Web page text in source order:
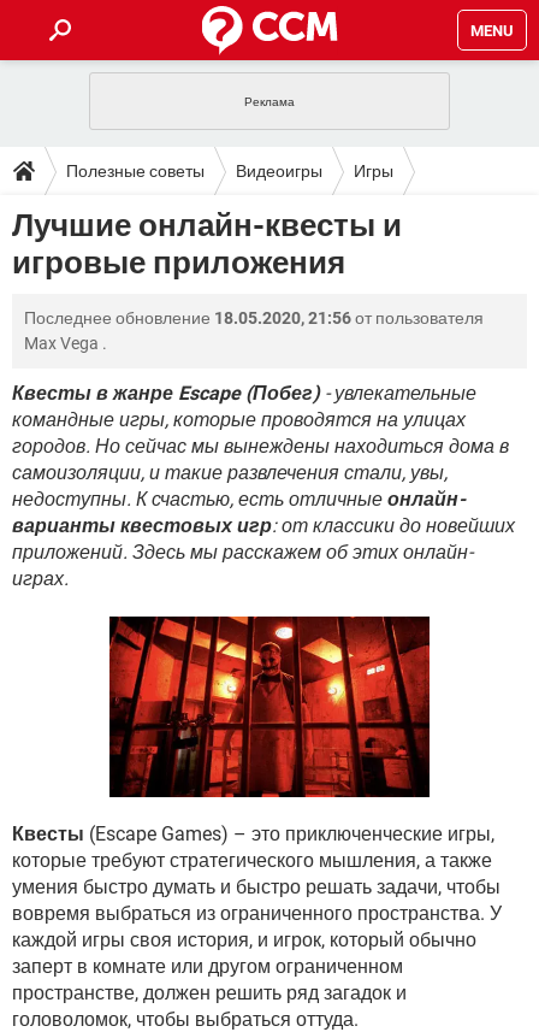
MENU
INSTAGRAM FACEBOOK
ИГРЫ WINDOWS 10
ВКОНТАКТЕ ВИДЕО
ПОЛЕЗНЫЕ СОВЕТЫ
TIKTOK TELEGRAM
WHATSAPP INSTAGRAM
FACEBOOK
WINDOWS 10 ВКОНТАКТЕ
YANDEX
ЗАГРУЗКИ
TIKTOK TELEGRAM
FACEBOOK
WINDOWS 10 ВКОНТАКТЕ
ВИДЕО GOOGLE
YANDEX
ФОРУМ
TIKTOK TELEGRAM
FACEBOOK ИГРЫ
WINDOWS 10 ВКОНТАКТЕ
YANDEX
ЭНЦИКЛОПЕДИЯ
TIKTOK TELEGRAM
WHATSAPP INSTAGRAM
FACEBOOK ИГРЫ
WINDOWS 10 ВКОНТАКТЕ
ВИДЕО GOOGLE
YANDEX
Полезные советы Видеоигры Игры
Лучшие онлайн-квесты и
игровые приложения
Последнее обновление 18.05.2020, 21:56от пользователя
Max Vega .
Квесты в жанре Escape (Побег)- увлекательные
командные игры, которые проводятся на улицах
городов. Но сейчас мы вынеждены находиться дома в
самоизоляции, и такие развлечения стали, увы,
недоступны. К счастью, есть отличные онлайн-
варианты квестовых игр: от классики до новейших
приложений. Здесь мы расскажем об этих онлайн-
играх.
Квесты (Escape Games) – это приключенческие игры,
которые требуют стратегического мышления, а также
умения быстро думать и быстро решать задачи, чтобы
вовремя выбраться из ограниченного пространства. У
каждой игры своя история, и игрок, который обычно
заперт в комнате или другом ограниченном
пространстве, должен решить ряд загадок и
головоломок, чтобы выбраться оттуда.